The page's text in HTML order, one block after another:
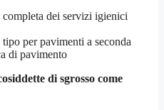
dei servizi igienici
per pavimenti a seconda
di pavimento
di sgrosso come